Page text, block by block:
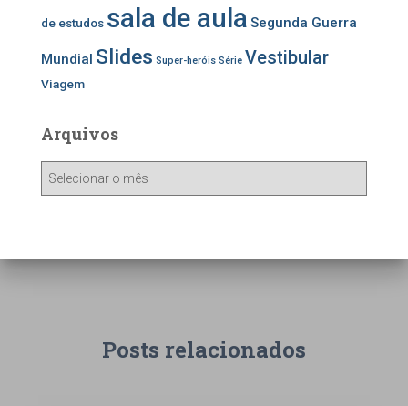
de estudos sala de aula Segunda Guerra
Mundial Slides Super-heróis Série Vestibular
Viagem
Arquivos
Posts relacionados